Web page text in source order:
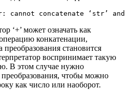
cannot concatenate ‘str’
‘+’ может означать как
конкатенации,
становится
воспринимает такую
В этом случае нужно
чтобы можно
как число или наоборот.